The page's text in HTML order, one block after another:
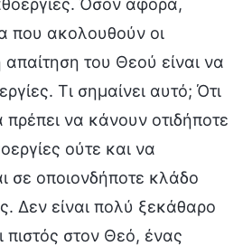
που ακολουθούν οι
του Θεού είναι να
Τι σημαίνει αυτό; Ότι
πρέπει να κάνουν οτιδήποτε
ούτε και να
σε οποιονδήποτε κλάδο
Δεν είναι πολύ ξεκάθαρο
πιστός στον Θεό, ένας